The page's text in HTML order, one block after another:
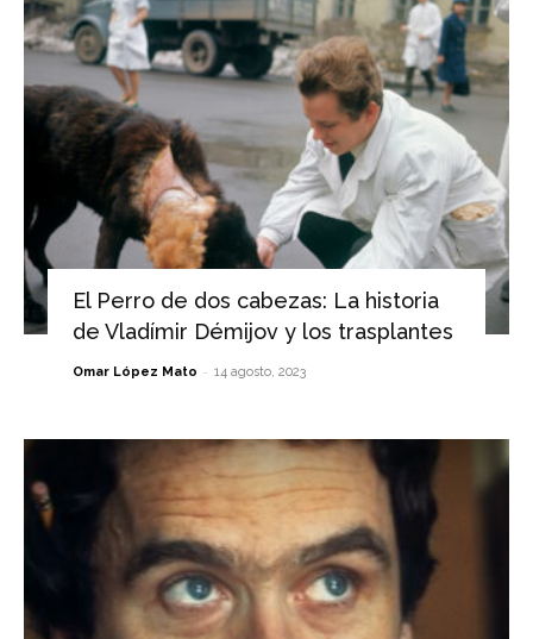
El Perro de dos cabezas: La historia
de Vladímir Démijov y los trasplantes
Omar López Mato - 14 agosto, 2023